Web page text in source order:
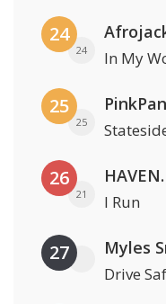
24
24 In My
25
25
26
21 I Run
27 Myles
Drive